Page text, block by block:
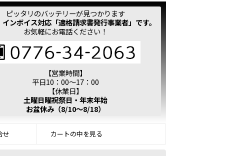
ピッタリのバッテリーが見つかります
ンボイス対応「適格請求書発行事業者」です。
お気軽にお電話ください！
【営業時間】
平日10：00～17：00
【休業日】
土曜日曜祝祭日・年末年始
お盆休み（8/10～8/18）
せ カートの中を見る